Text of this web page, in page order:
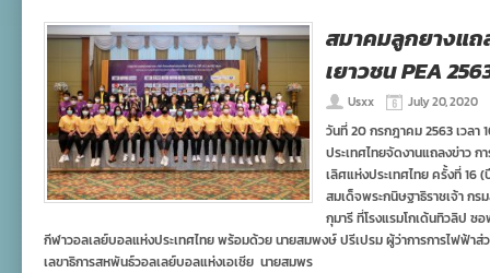
สมาคมลูกยางแ
เยาวชน PEA
Usxx July 20, 2020
วันที่ 20 กรกฎาคม 2563 เวล
ประเทศไทยจัดงานแถลงข่าว ก
เลิศแห่งประเทศไทย ครั้งที่ 16
สมเด็จพระกนิษฐาธิราชเจ้า ก
กุมารี ที่โรงแรมโกเด้นทิวลิป ซ
กีฬาวอลเลย์บอลแห่งประเทศไทย พร้อมด้วย นายสมพงษ์ ปรีเปรม ผู้ว่าการการไฟฟ้า
เลขาธิการสหพันธ์วอลเลย์บอลแห่งเอเชีย นายสมพร